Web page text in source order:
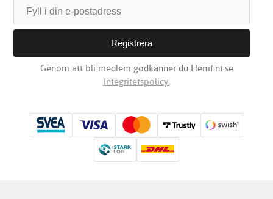
Genom att bli medlem godkänner du Hemfint.se
Integritetspolicy.